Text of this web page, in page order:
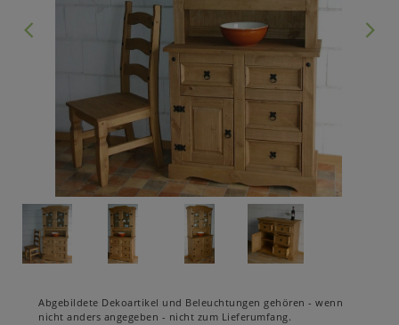
Abgebildete Dekoartikel und Beleuchtungen gehören - wenn
nicht anders angegeben - nicht zum Lieferumfang.